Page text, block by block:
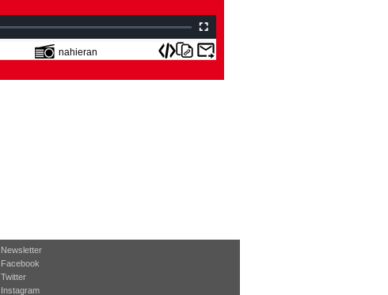
nahieran
Newsletter
Facebook
Twitter
Instagram